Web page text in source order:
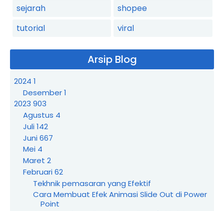
sejarah
shopee
tutorial
viral
Arsip Blog
2024 1
Desember1
2023 903
Agustus 4
Juli142
Juni667
Mei 4
Maret 2
Februari62
Tekhnik pemasaran yang Efektif
Cara Membuat Efek Animasi Slide Out di Power
Point